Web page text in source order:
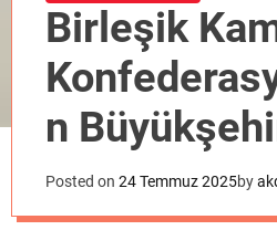
Birleşik
n
destek
Posted on 24 Temmuz 2025by